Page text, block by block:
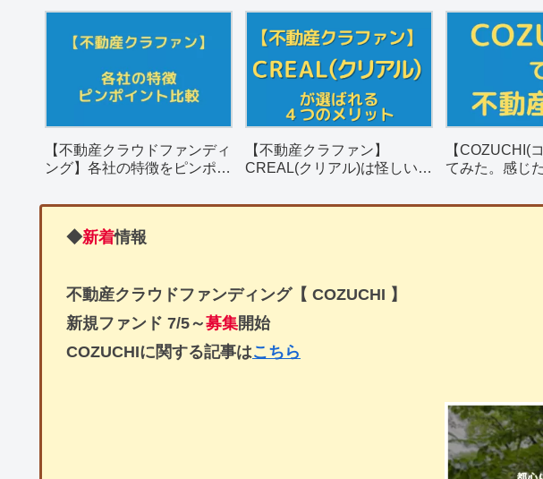
【不動産クラウドファンディ
ング】各社の特徴をピンポイ
【不動産クラファン】
CREAL(クリアル)は怪しい？
を解説。
【COZUCHI(
てみた。感じ
◆新着情報
不動産クラウドファンディング【 COZUCHI 】
新規ファンド 7/5～募集開始
COZUCHIに関する記事はこちら